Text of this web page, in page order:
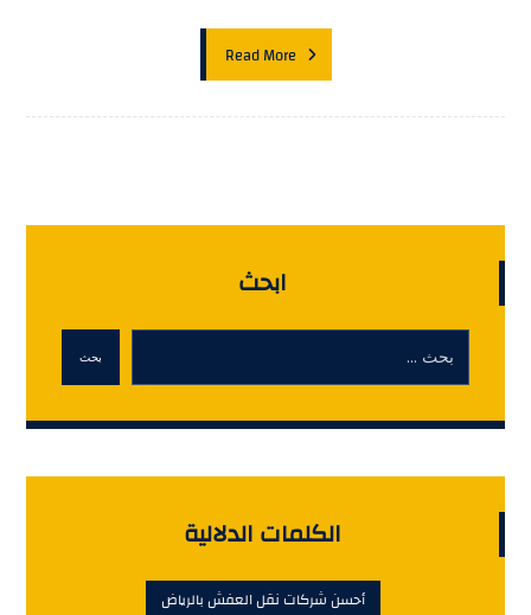
Read More
ابحث
بحث
الكلمات الدلالية
أحسن شركات نقل العفش بالرياض